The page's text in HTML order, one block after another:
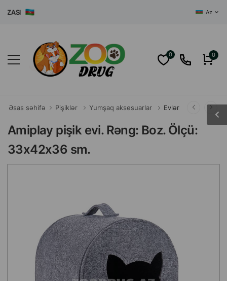
Az
0 0
Əsas səhifə Pişiklər Yumşaq aksesuarlar Evlər
Amiplay pişik evi. Rəng: Boz. Ölçü:
33x42x36 sm.